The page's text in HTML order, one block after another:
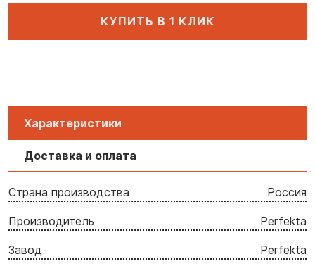
КУПИТЬ В 1 КЛИК
Характеристики
Доставка и оплата
Страна производства Россия
Производитель Perfekta
Завод Perfekta